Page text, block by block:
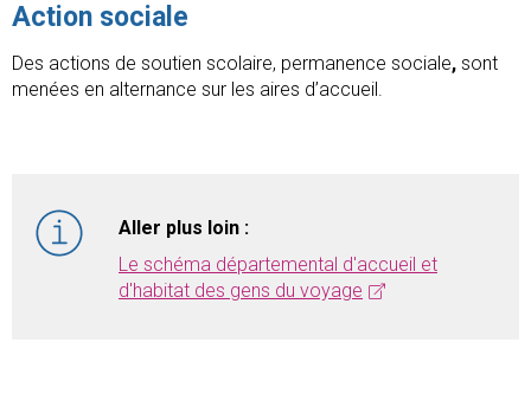
Action sociale
Des actions de soutien scolaire, permanence sociale, sont
menées en alternance sur les aires d’accueil.
Aller plus loin :
Le schéma départemental d'accueil et
d'habitat des gens du voyage